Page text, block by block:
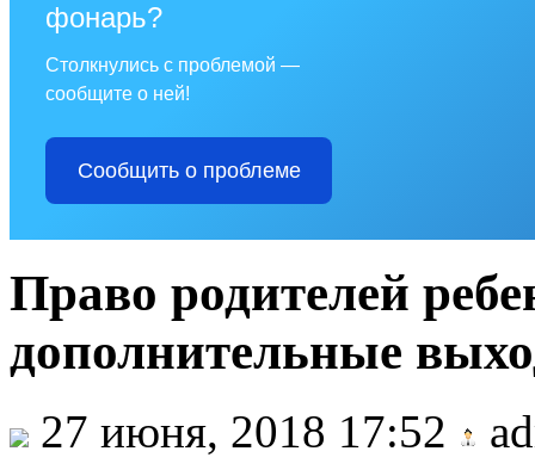
фонарь?
Столкнулись с проблемой —
сообщите о ней!
Сообщить о проблеме
Право родителей
дополнительные
27 июня, 2018 17:52